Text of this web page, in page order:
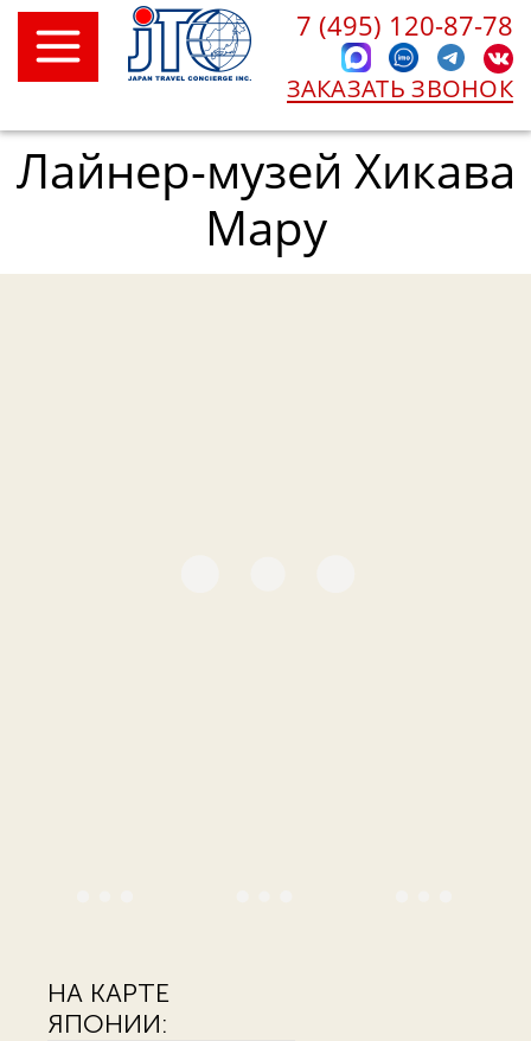
7 (495) 120-87-78
ЗАКАЗАТЬ ЗВОНОК
Лайнер-музей Хикава
Мару
НА КАРТЕ
ЯПОНИИ: